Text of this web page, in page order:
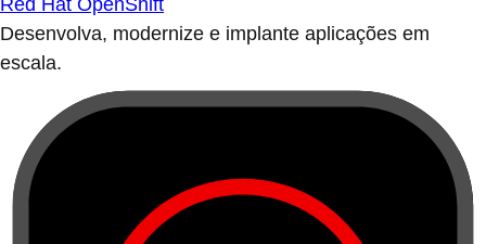
Red Hat OpenShift
Desenvolva, modernize e implante aplicações em
escala.